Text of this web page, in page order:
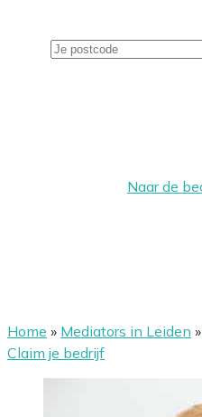
Naar de
Home » Mediators in Leiden »
Claim je bedrijf